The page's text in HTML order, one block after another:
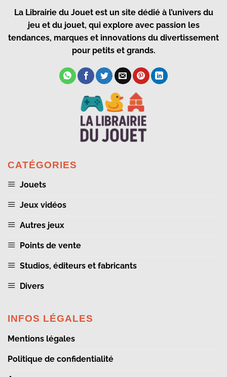
La Librairie du Jouetest un site dédié à l’univers du
jeu et du jouet, qui explore avec passion les
tendances, marques et innovations du divertissement
pour petits et grands.
CATÉGORIES
Jouets
Jeux vidéos
Autres jeux
Points de vente
Studios, éditeurs et fabricants
Divers
INFOS LÉGALES
Mentions légales
Politique de confidentialité